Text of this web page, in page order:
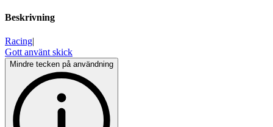
Beskrivning
Racing|
Gott använt skick
Mindre tecken på användning